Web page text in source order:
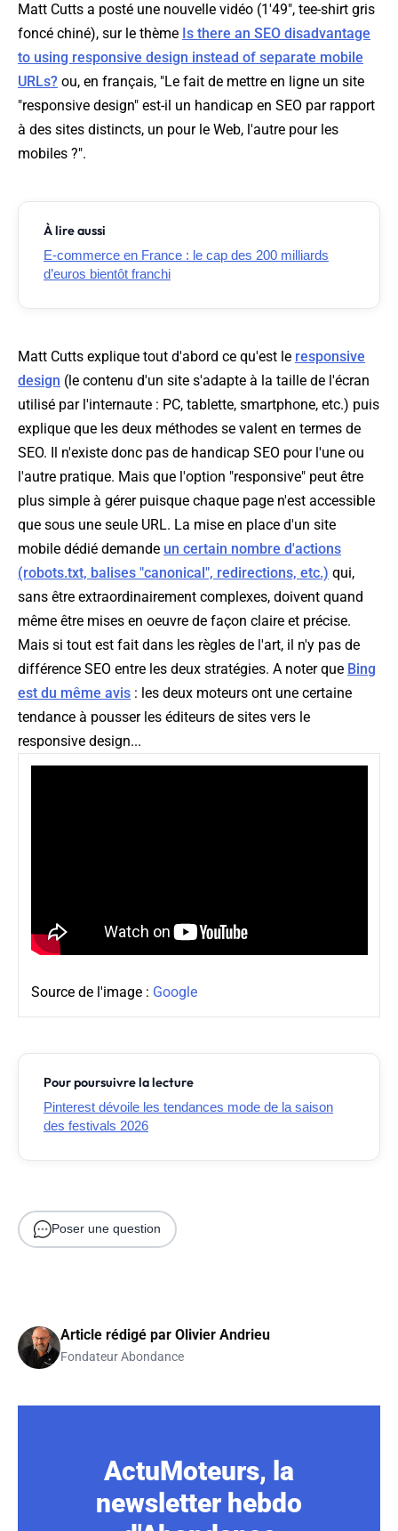
Matt Cutts a posté une nouvelle vidéo (1'49", tee-shirt gris
foncé chiné), sur le thème Is there an SEO disadvantage
to using responsive design instead of separate mobile
URLs? ou, en français, "Le fait de mettre en ligne un site
"responsive design" est-il un handicap en SEO par rapport
à des sites distincts, un pour le Web, l'autre pour les
mobiles ?".
À lire aussi
E-commerce en France : le cap des 200 milliards
d’euros bientôt franchi
Matt Cutts explique tout d'abord ce qu'est le responsive
design (le contenu d'un site s'adapte à la taille de l'écran
utilisé par l'internaute : PC, tablette, smartphone, etc.) puis
explique que les deux méthodes se valent en termes de
SEO. Il n'existe donc pas de handicap SEO pour l'une ou
l'autre pratique. Mais que l'option "responsive" peut être
plus simple à gérer puisque chaque page n'est accessible
que sous une seule URL. La mise en place d'un site
mobile dédié demande un certain nombre d'actions
(robots.txt, balises "canonical", redirections, etc.) qui,
sans être extraordinairement complexes, doivent quand
même être mises en oeuvre de façon claire et précise.
Mais si tout est fait dans les règles de l'art, il n'y pas de
différence SEO entre les deux stratégies. A noter que Bing
est du même avis : les deux moteurs ont une certaine
tendance à pousser les éditeurs de sites vers le
responsive design...
Source de l'image : Google
Pour poursuivre la lecture
Pinterest dévoile les tendances mode de la saison
des festivals 2026
Poser une question
Article rédigé par Olivier Andrieu
Fondateur Abondance
ActuMoteurs, la
newsletter hebdo